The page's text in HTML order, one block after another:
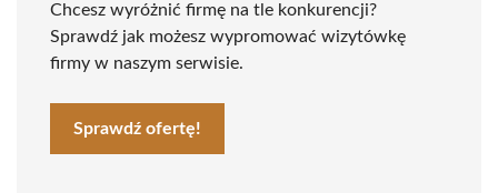
Chcesz wyróżnić firmę na tle konkurencji?
Sprawdź jak możesz wypromować wizytówkę
firmy w naszym serwisie.
Sprawdź ofertę!